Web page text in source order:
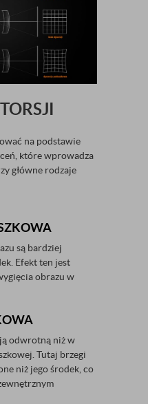
na podstawie
które wprowadza
główne rodzaje
są bardziej
Efekt ten jest
obrazu w
odwrotną niż w
Tutaj brzegi
niż jego środek, co